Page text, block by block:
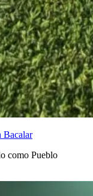
Bacalar
como Pueblo